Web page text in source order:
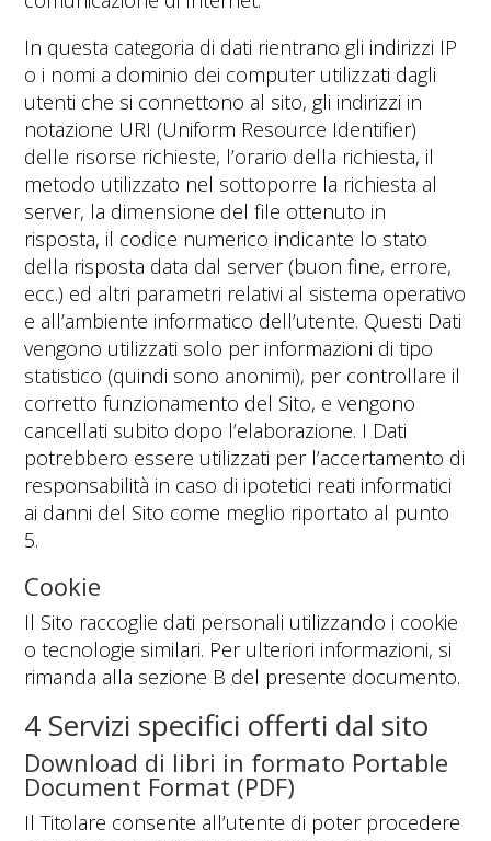
In questa categoria di dati rientrano gli indirizzi IP
o i nomi a dominio dei computer utilizzati dagli
utenti che si connettono al sito, gli indirizzi in
notazione URI (Uniform Resource Identifier)
delle risorse richieste, l’orario della richiesta, il
metodo utilizzato nel sottoporre la richiesta al
server, la dimensione del file ottenuto in
risposta, il codice numerico indicante lo stato
della risposta data dal server (buon fine, errore,
ecc.) ed altri parametri relativi al sistema operativo
e all’ambiente informatico dell’utente. Questi Dati
vengono utilizzati solo per informazioni di tipo
statistico (quindi sono anonimi), per controllare il
corretto funzionamento del Sito, e vengono
cancellati subito dopo l’elaborazione. I Dati
potrebbero essere utilizzati per l’accertamento di
responsabilità in caso di ipotetici reati informatici
ai danni del Sito come meglio riportato al punto
5.
Cookie
Il Sito raccoglie dati personali utilizzando i cookie
o tecnologie similari. Per ulteriori informazioni, si
rimanda alla sezione B del presente documento.
4 Servizi specifici offerti dal sito
Download di libri in formato Portable
Document Format (PDF)
Il Titolare consente all’utente di poter procedere